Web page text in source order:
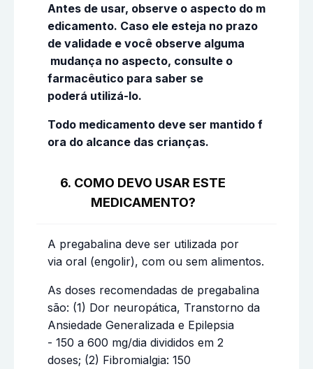
Antes de usar, observe o aspecto do m
edicamento. Caso ele esteja no prazo
de validade e você observe alguma
mudança no aspecto, consulte o
farmacêutico para saber se
poderá utilizá-lo.
Todo medicamento deve ser mantido f
ora do alcance das crianças.
6. COMO DEVO USAR ESTE
MEDICAMENTO?
A pregabalina deve ser utilizada por
via oral (engolir), com ou sem alimentos.
As doses recomendadas de pregabalina
são: (1) Dor neuropática, Transtorno da
Ansiedade Generalizada e Epilepsia
- 150 a 600 mg/dia divididos em 2
doses; (2) Fibromialgia: 150